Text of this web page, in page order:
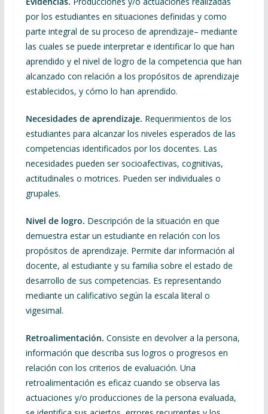
por los estudiantes en situaciones definidas y como
parte integral de su proceso de aprendizaje– mediante
las cuales se puede interpretar e identificar lo que han
aprendido y el nivel de logro de la competencia que han
alcanzado con relación a los propósitos de aprendizaje
establecidos, y cómo lo han aprendido.
Necesidades de aprendizaje. Requerimientos de los
estudiantes para alcanzar los niveles esperados de las
competencias identificados por los docentes. Las
necesidades pueden ser socioafectivas, cognitivas,
actitudinales o motrices. Pueden ser individuales o
grupales.
Nivel de logro. Descripción de la situación en que
demuestra estar un estudiante en relación con los
propósitos de aprendizaje. Permite dar información al
docente, al estudiante y su familia sobre el estado de
desarrollo de sus competencias. Es representando
mediante un calificativo según la escala literal o
vigesimal.
Retroalimentación. Consiste en devolver a la persona,
información que describa sus logros o progresos en
relación con los criterios de evaluación. Una
retroalimentación es eficaz cuando se observa las
actuaciones y/o producciones de la persona evaluada,